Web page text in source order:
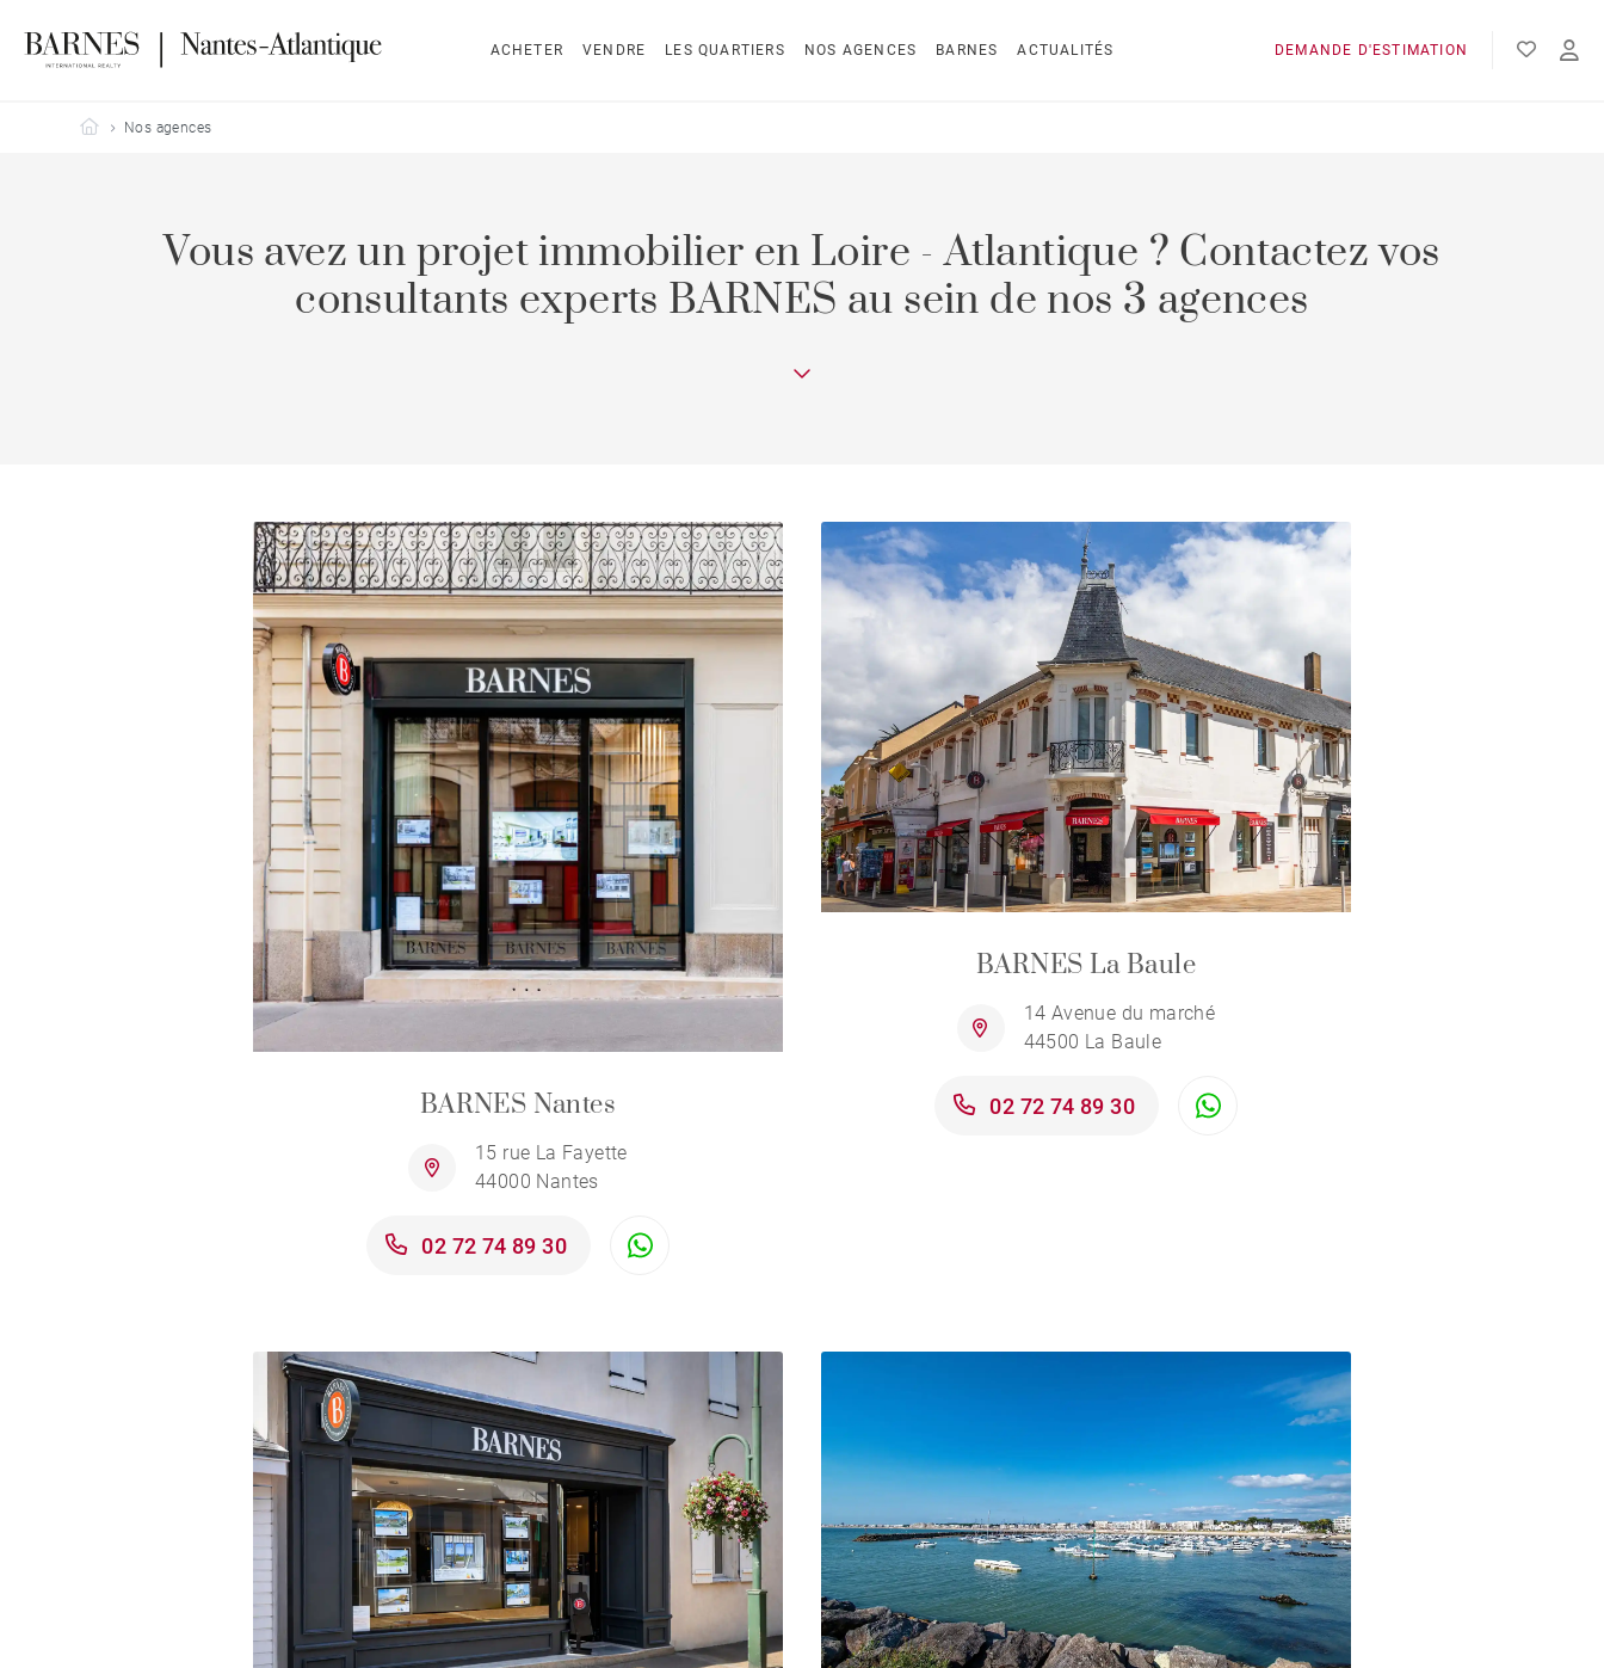
ACHETER VENDRE LES QUARTIERS NOS AGENCES BARNES ACTUALITÉS DEMANDE D'ESTIMATION
Barnes Nantes-Atlantique
Nos agences
Vous avez un projet immobilier en Loire - Atlantique ? Contactez vos
consultants experts BARNES au sein de nos 3 agences
BARNES Nantes
15 rue La Fayette
44000 Nantes
02 72 74 89 30
BARNES La Baule
14 Avenue du marché
44500 La Baule
02 72 74 89 30